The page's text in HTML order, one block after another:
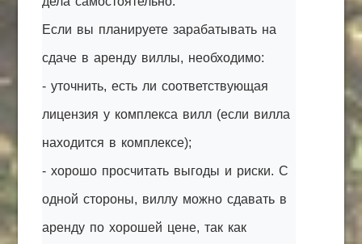
Если вы планируете зарабатывать на
сдаче в аренду виллы, необходимо:
- уточнить, есть ли соответствующая
лицензия у комплекса вилл (если вилла
находится в комплексе);
- хорошо просчитать выгоды и риски. С
одной стороны, виллу можно сдавать в
аренду по хорошей цене, так как